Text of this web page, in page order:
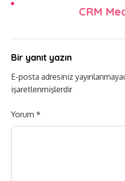
CRM
Bir yanıt yazın
E-posta adresiniz
işaretlenmişlerdir
Yorum*